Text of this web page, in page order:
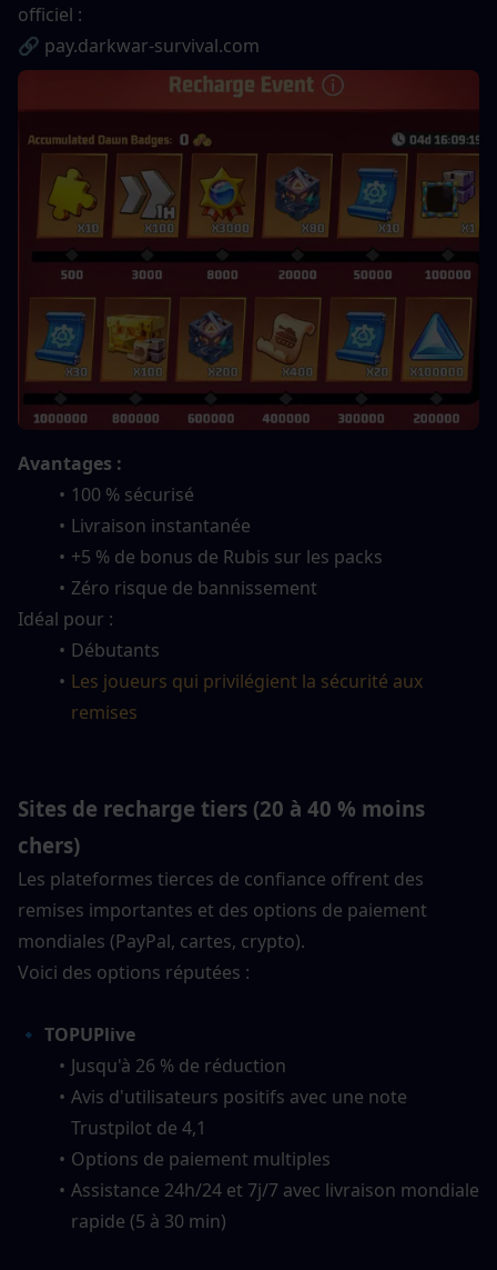
officiel :
🔗 pay.darkwar-survival.com
Avantages :
100 % sécurisé
Livraison instantanée
+5 % de bonus de Rubis sur les packs
Zéro risque de bannissement
Idéal pour :
Débutants
Les joueurs qui privilégient la sécurité aux
remises
Sites de recharge tiers (20 à 40 % moins
chers)
Les plateformes tierces de confiance offrent des
remises importantes et des options de paiement
mondiales (PayPal, cartes, crypto).
Voici des options réputées :
🔹 TOPUPlive
Jusqu'à 26 % de réduction
Avis d'utilisateurs positifs avec une note
Trustpilot de 4,1
Options de paiement multiples
Assistance 24h/24 et 7j/7 avec livraison mondiale
rapide (5 à 30 min)